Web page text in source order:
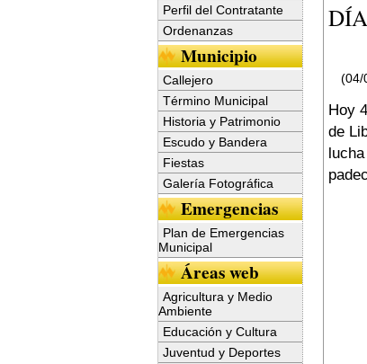
Perfil del Contratante
Ordenanzas
Municipio
Callejero
Término Municipal
Historia y Patrimonio
Escudo y Bandera
Fiestas
Galería Fotográfica
Emergencias
Plan de Emergencias
Municipal
Áreas web
Agricultura y Medio
Ambiente
Educación y Cultura
Juventud y Deportes
(04/
Hoy
de